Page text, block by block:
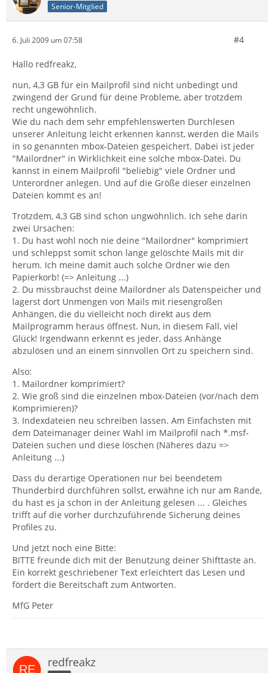
Senior-Mitglied
6. Juli 2009 um 07:58 #4
Hallo redfreakz,
nun, 4,3 GB für ein Mailprofil sind nicht unbedingt und
zwingend der Grund für deine Probleme, aber trotzdem
recht ungewöhnlich.
Wie du nach dem sehr empfehlenswerten Durchlesen
unserer Anleitung leicht erkennen kannst, werden die Mails
in so genannten mbox-Dateien gespeichert. Dabei ist jeder
"Mailordner" in Wirklichkeit eine solche mbox-Datei. Du
kannst in einem Mailprofil "beliebig" viele Ordner und
Unterordner anlegen. Und auf die Größe dieser einzelnen
Dateien kommt es an!
Trotzdem, 4,3 GB sind schon ungwöhnlich. Ich sehe darin
zwei Ursachen:
1. Du hast wohl noch nie deine "Mailordner" komprimiert
und schleppst somit schon lange gelöschte Mails mit dir
herum. Ich meine damit auch solche Ordner wie den
Papierkorb! (=> Anleitung ...)
2. Du missbrauchst deine Mailordner als Datenspeicher und
lagerst dort Unmengen von Mails mit riesengroßen
Anhängen, die du vielleicht noch direkt aus dem
Mailprogramm heraus öffnest. Nun, in diesem Fall, viel
Glück! Irgendwann erkennt es jeder, dass Anhänge
abzulösen und an einem sinnvollen Ort zu speichern sind.
Also:
1. Mailordner komprimiert?
2. Wie groß sind die einzelnen mbox-Dateien (vor/nach dem
Komprimieren)?
3. Indexdateien neu schreiben lassen. Am Einfachsten mit
dem Dateimanager deiner Wahl im Mailprofil nach *.msf-
Dateien suchen und diese löschen (Näheres dazu =>
Anleitung ...)
Dass du derartige Operationen nur bei beendetem
Thunderbird durchführen sollst, erwähne ich nur am Rande,
du hast es ja schon in der Anleitung gelesen ... . Gleiches
trifft auf die vorher durchzuführende Sicherung deines
Profiles zu.
Und jetzt noch eine Bitte:
BITTE freunde dich mit der Benutzung deiner Shifttaste an.
Ein korrekt geschriebener Text erleichtert das Lesen und
fördert die Bereitschaft zum Antworten.
MfG Peter
redfreakz